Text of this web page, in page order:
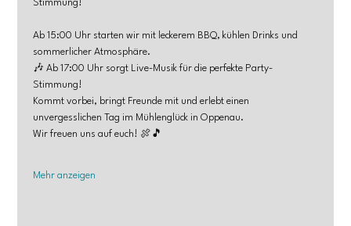
Stimmung!
Ab 15:00 Uhr starten wir mit leckerem BBQ, kühlen Drinks und
sommerlicher Atmosphäre.
🎶 Ab 17:00 Uhr sorgt Live-Musik für die perfekte Party-
Stimmung!
Kommt vorbei, bringt Freunde mit und erlebt einen
unvergesslichen Tag im Mühlenglück in Oppenau.
Wir freuen uns auf euch! 🍖🎵
Mehr anzeigen